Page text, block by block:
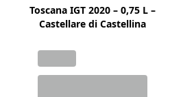
Toscana IGT 2020 – 0,75 L –
Castellare di Castellina